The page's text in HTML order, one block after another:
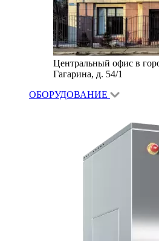
Центральный офис в
Гагарина, д. 54/1
ОБОРУДОВАНИЕ